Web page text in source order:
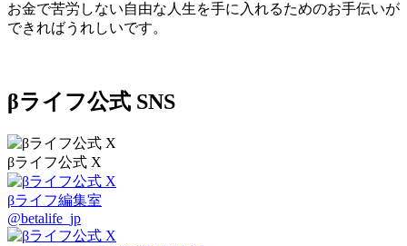
お金で苦労しない自由な人生を手に入れるためのお手伝いが
できればうれしいです。
βライフ公式 SNS
βライフ公式 X
βライフ編集室
@betalife_jp